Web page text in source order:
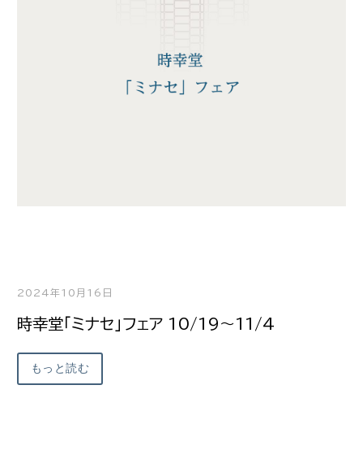
2024年10月16日
時幸堂「ミナセ」フェア 10/19～11/4
もっと読む